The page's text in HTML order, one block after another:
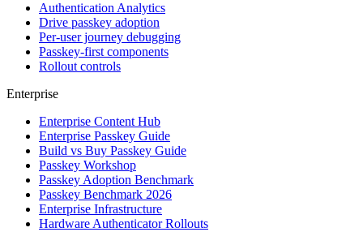
Authentication Analytics
Drive passkey adoption
Per-user journey debugging
Passkey-first components
Rollout controls
Enterprise
Enterprise Content Hub
Enterprise Passkey Guide
Build vs Buy Passkey Guide
Passkey Workshop
Passkey Adoption Benchmark
Passkey Benchmark 2026
Enterprise Infrastructure
Hardware Authenticator Rollouts